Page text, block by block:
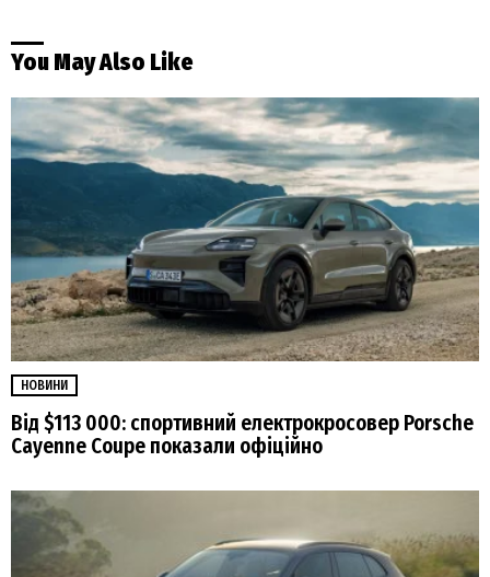
You May Also Like
НОВИНИ
Від $113 000: спортивний електрокросовер Porsche
Cayenne Coupe показали офіційно